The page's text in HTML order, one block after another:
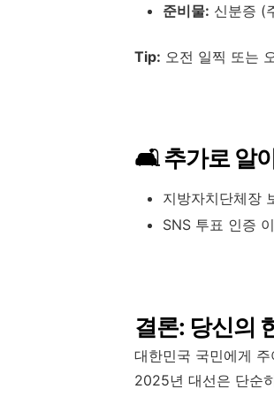
준비물: 신분증 (
Tip: 오전 일찍 또는
🛋️ 추가로 알
지방자치단체장
SNS 투표 인증
결론: 당신의
대한민국 국민에게
2025년 대선은 단순